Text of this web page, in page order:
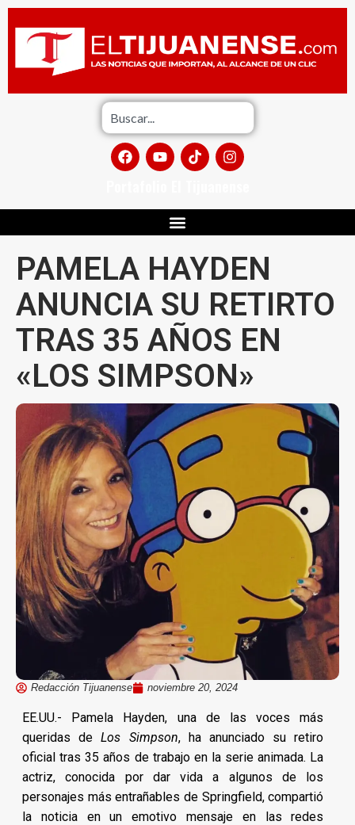
PAMELA HAYDEN
ANUNCIA SU RETIRTO
TRAS 35 AÑOS EN
«LOS SIMPSON»
Redacción Tijuanense noviembre 20, 2024
EE.UU.- Pamela Hayden, una de las voces más
queridas deLos Simpson, ha anunciado su retiro
oficial tras 35 años de trabajo en la serie animada. La
actriz, conocida por dar vida a algunos de los
personajes más entrañables de Springfield, compartió
la noticia en un emotivo mensaje en las redes